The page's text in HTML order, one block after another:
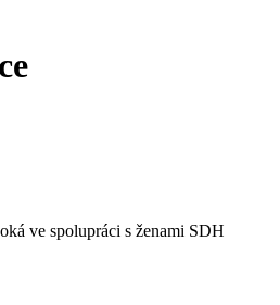
ve spolupráci s ženami SDH